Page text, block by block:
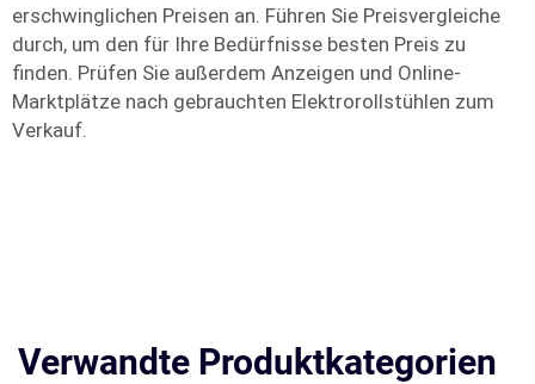
erschwinglichen Preisen an. Führen Sie Preisvergleiche
durch, um den für Ihre Bedürfnisse besten Preis zu
finden. Prüfen Sie außerdem Anzeigen und Online-
Marktplätze nach gebrauchten Elektrorollstühlen zum
Verkauf.
Verwandte Produktkategorien